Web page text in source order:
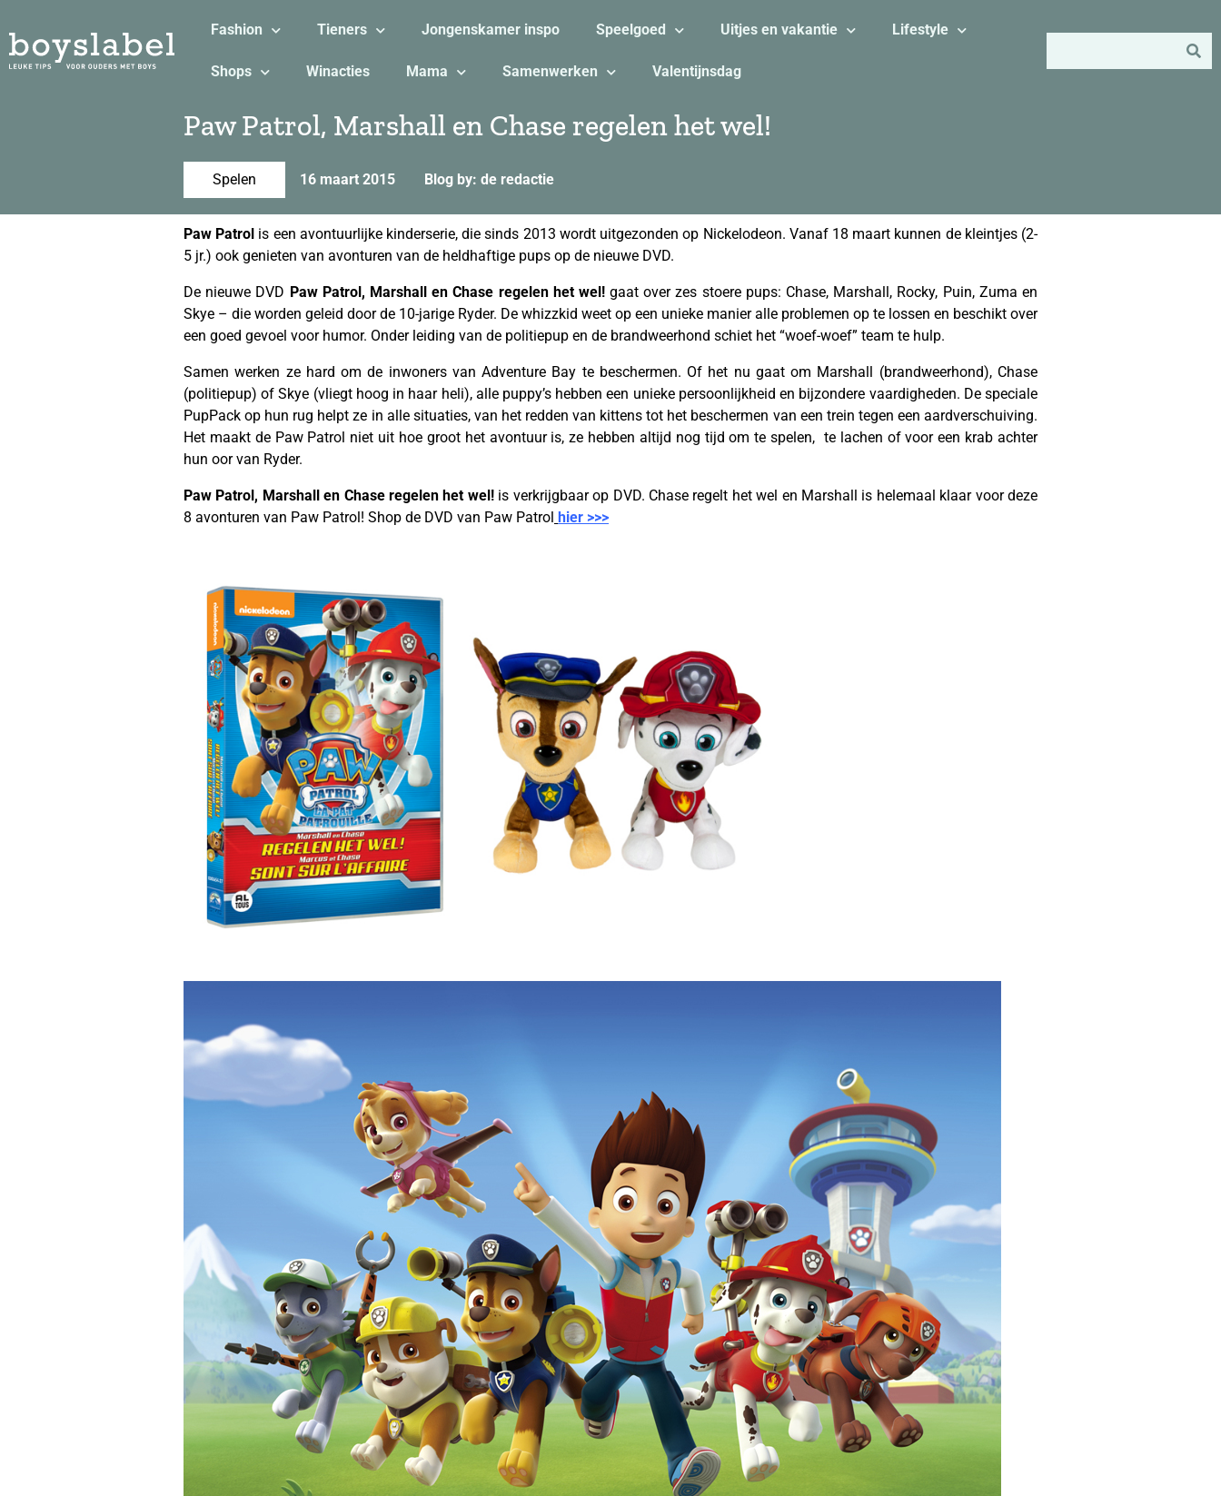
Fashion Tieners Jongenskamer inspo Speelgoed Uitjes en vakantie Lifestyle
Shops Winacties Mama Samenwerken Valentijnsdag
Paw Patrol, Marshall en Chase regelen het wel!
Spelen 16 maart 2015 Blog by: de redactie
Paw Patrol is een avontuurlijke kinderserie, die sinds 2013 wordt uitgezonden op Nickelodeon. Vanaf 18 maart kunnen de kleintjes (2-
5 jr.) ook genieten van avonturen van de heldhaftige pups op de nieuwe DVD.
De nieuwe DVD Paw Patrol, Marshall en Chase regelen het wel!gaat over zes stoere pups: Chase, Marshall, Rocky, Puin, Zuma en
Skye – die worden geleid door de 10-jarige Ryder. De whizzkid weet op een unieke manier alle problemen op te lossen en beschikt over
een goed gevoel voor humor. Onder leiding van de politiepup en de brandweerhond schiet het “woef-woef” team te hulp.
Samen werken ze hard om de inwoners van Adventure Bay te beschermen. Of het nu gaat om Marshall (brandweerhond), Chase
(politiepup) of Skye (vliegt hoog in haar heli), alle puppy’s hebben een unieke persoonlijkheid en bijzondere vaardigheden. De speciale
PupPack op hun rug helpt ze in alle situaties, van het redden van kittens tot het beschermen van een trein tegen een aardverschuiving.
Het maakt de Paw Patrol niet uit hoe groot het avontuur is, ze hebben altijd nog tijd om te spelen, te lachen of voor een krab achter
hun oor van Ryder.
Paw Patrol, Marshall en Chase regelen het wel!is verkrijgbaar op DVD. Chase regelt het wel en Marshall is helemaal klaar voor deze
8 avonturen van Paw Patrol! Shop de DVD van Paw Patrol hier >>>